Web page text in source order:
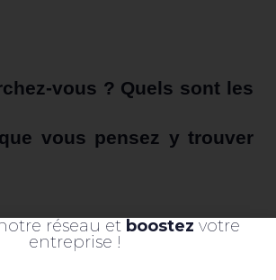
vous ? Quels sont les
vous pensez y trouver
auprès des entreprises
réseau et boostez votre
entreprise !